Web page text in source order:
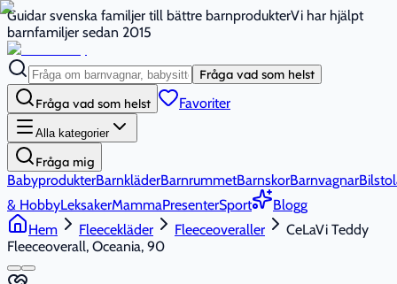
Guidar svenska familjer till bättre barnprodukterVi har hjälpt
barnfamiljer sedan 2015
Fråga vad som helst
Fråga vad som helst Favoriter
Alla kategorier
Fråga mig
BabyprodukterBarnkläderBarnrummetBarnskorBarnvagnar
& HobbyLeksakerMammaPresenterSport
Blogg
Hem
Fleecekläder Fleeceoveraller
CeLaVi Teddy
Fleeceoverall, Oceania, 90